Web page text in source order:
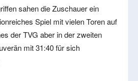
sahen die Zuschauer ein
Spiel mit vielen Toren auf
der TVG aber in der zweiten
mit 31:40 für sich